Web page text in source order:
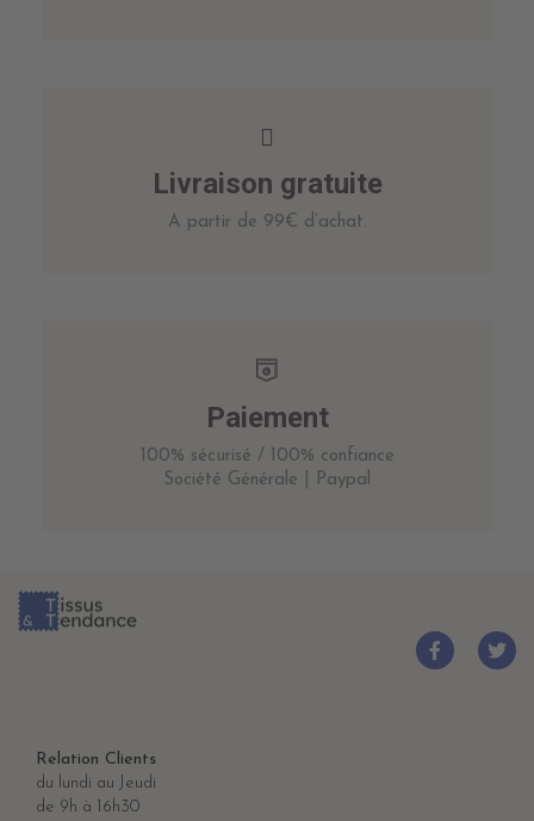
Livraison gratuite
A partir de 99€ d’achat.
Paiement
100% sécurisé / 100% confiance
Société Générale | Paypal
Relation Clients
du lundi au Jeudi
de 9h à 16h30